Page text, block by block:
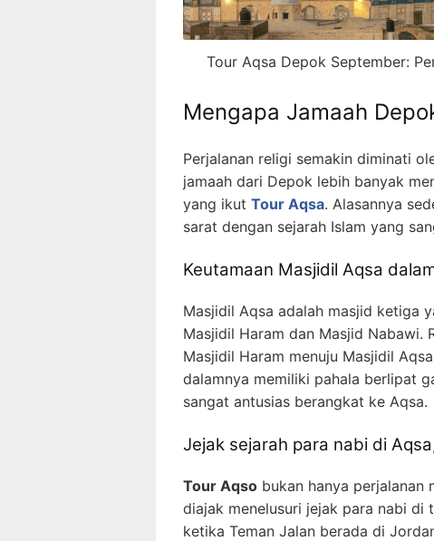
Tour Aqsa Depok September:
Mengapa Jamaah
Perjalanan religi semakin diminati
jamaah dari Depok lebih banyak
yang ikut Tour Aqsa. Alasannya
sarat dengan sejarah Islam yang
Keutamaan Masjidil Aqsa
Masjidil Aqsa adalah masjid ketiga
Masjidil Haram dan Masjid Nabawi.
Masjidil Haram menuju Masjidil
dalamnya memiliki pahala berlipat
sangat antusias berangkat ke Aqsa.
Jejak sejarah para nabi di
Tour Aqso bukan hanya perjalanan
diajak menelusuri jejak para nabi di
ketika Teman Jalan berada di